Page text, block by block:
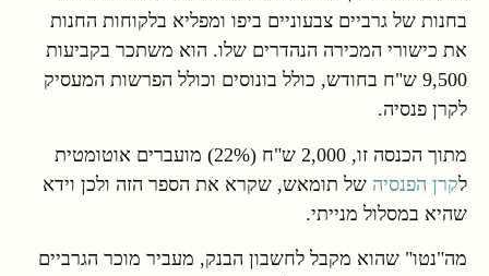
בחנות של גרביים צבעוניים ביפו ומפליא בלקוחות החנות
את כישורי המכירה הנהדרים שלו. הוא משתכר בקביעות
9,500 ש"ח בחודש, כולל בונוסים וכולל הפרשות המעסיק
לקרן פנסיה.
מתוך הכנסה זו, 2,000 ש"ח (22%) מועברים אוטומטית
לקרן הפנסיה של תומאש, שקרא את הספר הזה ולכן וידא
שהיא במסלול מנייתי.
מה"נטו" שהוא מקבל לחשבון הבנק, מעביר מוכר הגרביים